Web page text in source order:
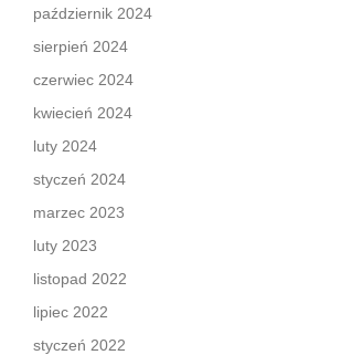
październik 2024
sierpień 2024
czerwiec 2024
kwiecień 2024
luty 2024
styczeń 2024
marzec 2023
luty 2023
listopad 2022
lipiec 2022
styczeń 2022